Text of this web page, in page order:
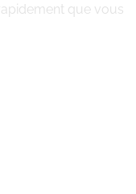
que vous